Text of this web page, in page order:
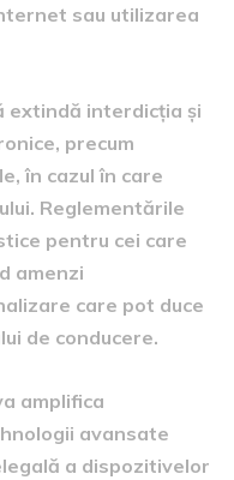
sau utilizarea
extindă interdicția și
precum
în cazul în care
Reglementările
pentru cei care
amenzi
care pot duce
de conducere.
amplifica
avansate
a dispozitivelor